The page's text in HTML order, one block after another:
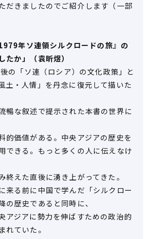
だきましたのでご紹介します（一部
年ソ連領シルクロードの旅』の
たか」（袁昕煜）
の「ソ連（ロシア）の文化政策」と
土・人情」を丹念に復元して描いた
暢な叙述で提示された本書の世界に
的価値がある。中央アジアの歴史を
できる。もっと多くの人に伝えなけ
終えた直後に湧き上がってきた。
来る前に中国で学んだ「シルクロー
の歴史であると同時に、
アジアに勢力を伸ばすための政治的
れていた。